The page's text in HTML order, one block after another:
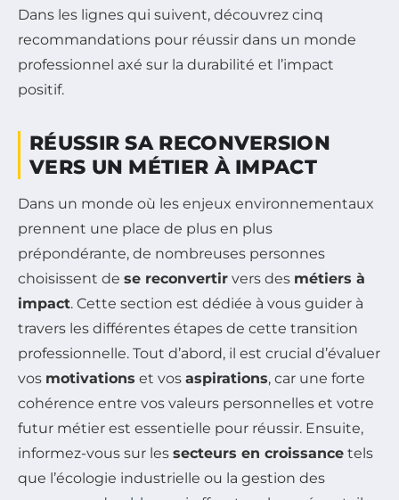
Dans les lignes qui suivent, découvrez cinq
recommandations pour réussir dans un monde
professionnel axé sur la durabilité et l’impact
positif.
RÉUSSIR SA RECONVERSION
VERS UN MÉTIER À IMPACT
Dans un monde où les enjeux environnementaux
prennent une place de plus en plus
prépondérante, de nombreuses personnes
choisissent de se reconvertir vers des métiers à
impact. Cette section est dédiée à vous guider à
travers les différentes étapes de cette transition
professionnelle. Tout d’abord, il est crucial d’évaluer
vos motivations et vos aspirations, car une forte
cohérence entre vos valeurs personnelles et votre
futur métier est essentielle pour réussir. Ensuite,
informez-vous sur les secteurs en croissance tels
que l’écologie industrielle ou la gestion des